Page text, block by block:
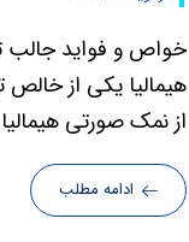
خواص و فواید جالب
هیمالیا یکی از
از نمک صورتی
ادامه مطلب